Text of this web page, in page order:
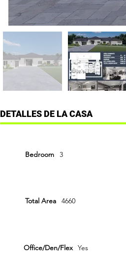
DETALLES DE LA CASA
Bedroom 3
4660
Total Area
Office/Den/Flex Yes